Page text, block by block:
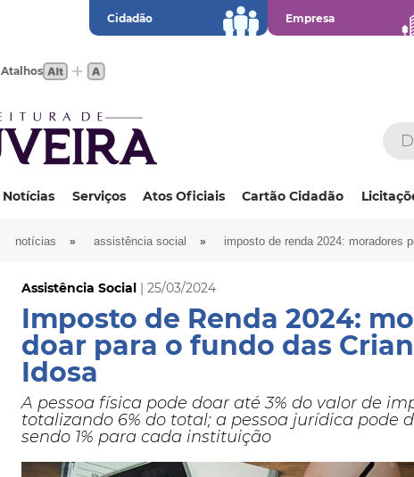
Cidadão Empresa
Atalhos
Notícias Serviços Atos Oficiais Cartão Cidadão
notícias » assistência social » imposto de renda 2024: moradores
Assistência Social | 25/03/2024
Imposto de Renda 2024:
doar para o fundo das
Idosa
A pessoa física pode doar até 3% do valor de
totalizando 6% do total; a pessoa jurídica pode
sendo 1% para cada instituição